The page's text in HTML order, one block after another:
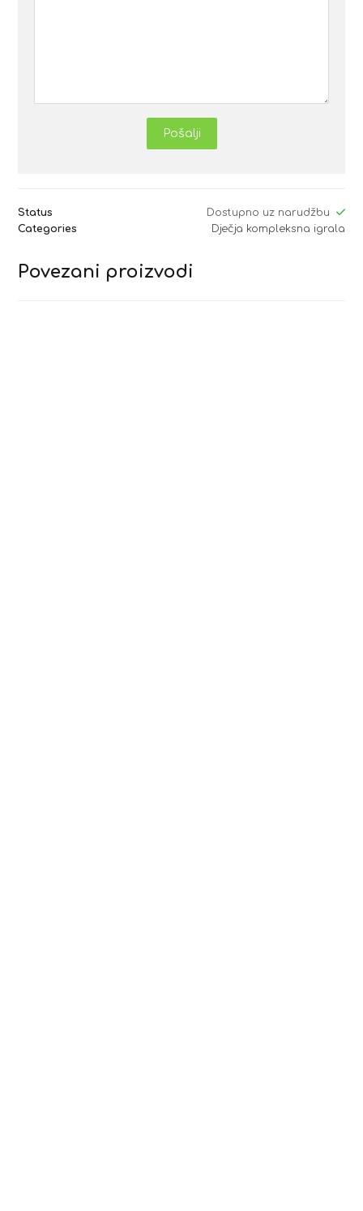
Pošalji
Status
Dostupno uz narudžbu
Categories
Dječja kompleksna igrala
Povezani proizvodi